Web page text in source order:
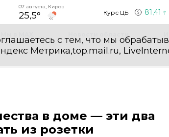
07 августа, Киров
25,5° Курс ЦБ 81,41
с тем, что мы
Метрика,top.mail.ru,
в доме — эти два
из розетки